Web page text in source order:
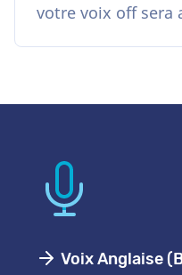
votre voix off sera
Voix Anglaise